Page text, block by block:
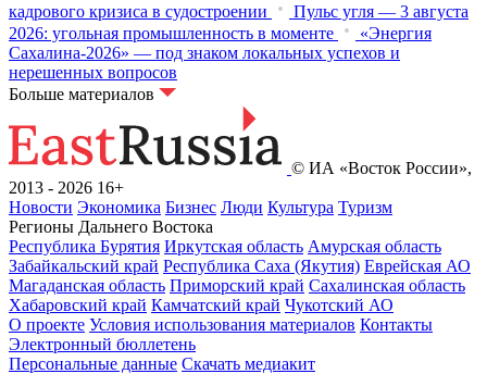
кадрового кризиса в судостроении
Пульс угля — 3 августа
2026: угольная промышленность в моменте
«Энергия
Сахалина-2026» — под знаком локальных успехов и
нерешенных вопросов
Больше материалов
© ИА «Восток России»,
2013 - 2026 16+
Новости Экономика Бизнес Люди Культура Туризм
Регионы Дальнего Востока
Республика Бурятия Иркутская область Амурская область
Забайкальский край Республика Саха (Якутия) Еврейская АО
Магаданская область Приморский край Сахалинская область
Хабаровский край Камчатский край Чукотский АО
О проекте Условия использования материалов Контакты
Электронный бюллетень
Персональные данные Скачать медиакит